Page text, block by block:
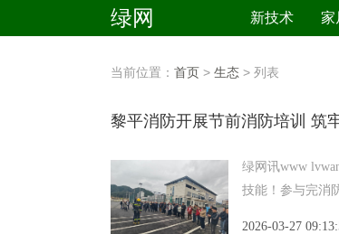
绿网 家
新技术
当前位置： 首页 > 生态 > 列表
黎平消防开展节前消防培训 筑
绿网讯www
技能！参与完消
2026-03-27